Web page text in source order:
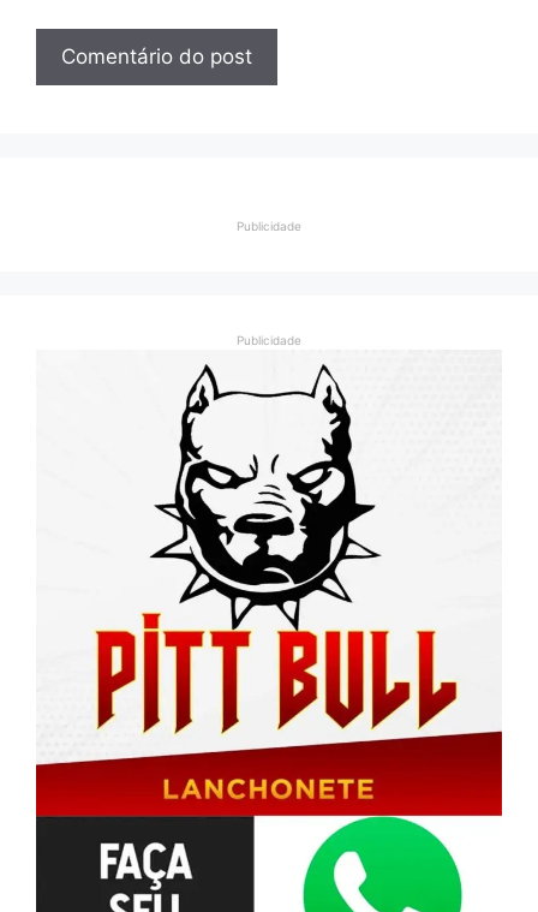
Publicidade
Publicidade